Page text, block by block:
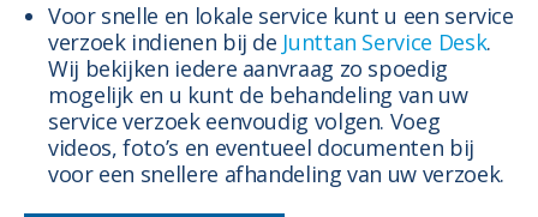
Voor snelle en lokale service kunt u een service
verzoek indienen bij de Junttan Service Desk.
Wij bekijken iedere aanvraag zo spoedig
mogelijk en u kunt de behandeling van uw
service verzoek eenvoudig volgen. Voeg
videos, foto’s en eventueel documenten bij
voor een snellere afhandeling van uw verzoek.